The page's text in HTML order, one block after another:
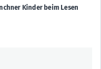
Kinder beim Lesen